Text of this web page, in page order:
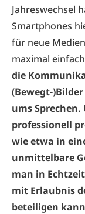
Jahreswechsel
Smartphones
für neue
maximal
die
(Bewegt-
ums
professionell
wie etwa in
unmittelbare
man in
mit Erlaubnis
beteiligen